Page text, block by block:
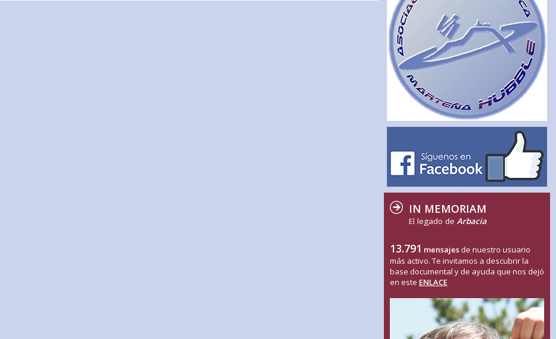
IN MEMORIAM
El legado de Arbacia
13.791 mensajes de nuestro usuario
más activo. Te invitamos a descubrir la
base documental y de ayuda que nos dejó
en este ENLACE